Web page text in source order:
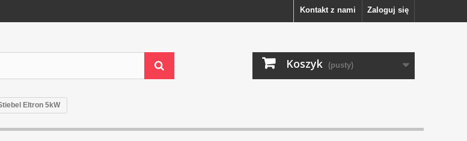
Zaloguj się
Kontakt z nami
Koszyk (pusty)
Eltron 5kW